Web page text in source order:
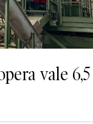
vale 6,5